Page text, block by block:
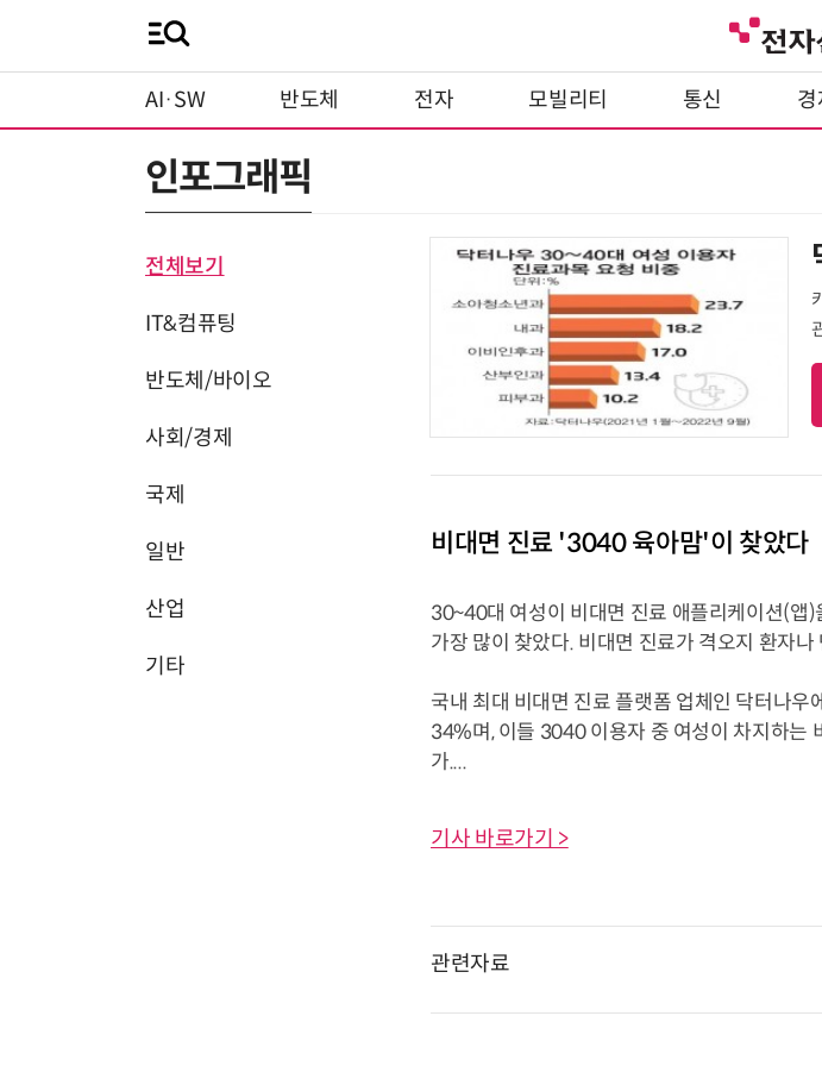
AI·SW 반도체 전자 모빌리티 통신 경
인포그래픽
전체보기
IT&컴퓨팅
반도체/바이오
사회/경제
국제
일반
산업
기타
비대면 진료 '3040 육아맘'이 찾았다
30~40대 여성이 비대면 진료 애플리케이션(앱
가장 많이 찾았다. 비대면 진료가 격오지 환자
국내 최대 비대면 진료 플랫폼 업체인 닥터나
34%며, 이들 3040 이용자 중 여성이 차지하는
가....
기사 바로가기 >
관련자료